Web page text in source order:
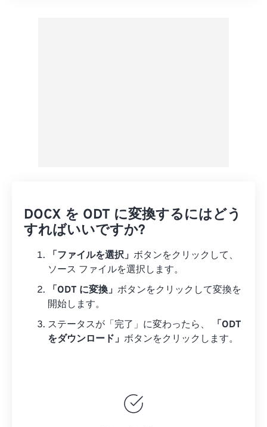
DOCX を ODT に変換するにはどう
すればいいですか?
「ファイルを選択」 ボタンをクリックして、
ソース ファイルを選択します。
「ODT に変換」 ボタンをクリックして変換を
開始します。
ステータスが「完了」に変わったら、
「ODT
をダウンロード」 ボタンをクリックします。